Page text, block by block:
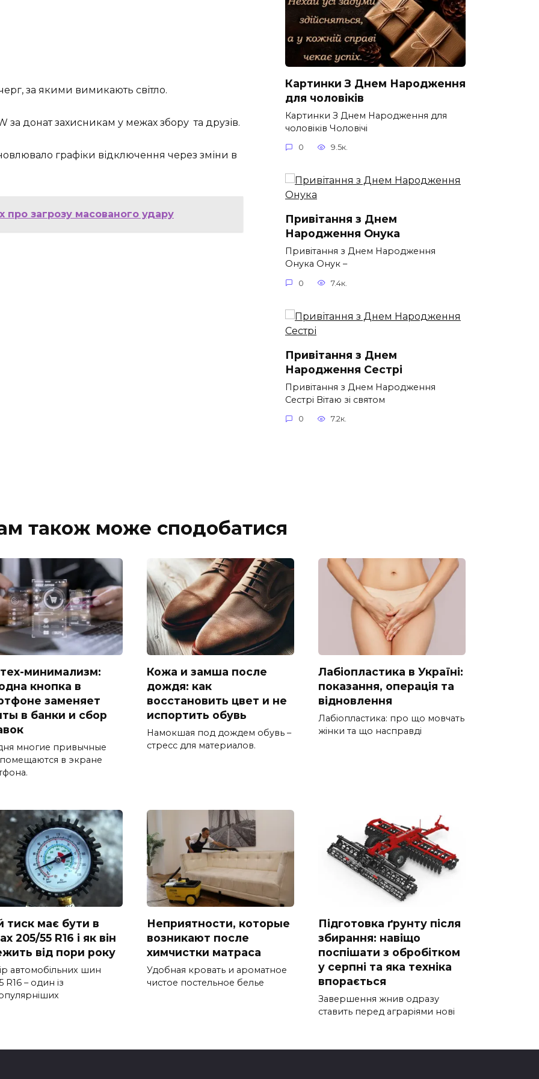
за якими вимикають світло.
за донат захисникам у межах збору та друзів.
графіки відключення через зміни в
загрозу масованого удару
Картинки З Днем Народження
для чоловіків​
Картинки З Днем Народження для
чоловіків​ Чоловічі
0 9.5к.
Привітання з Днем
Народження Онука
Привітання з Днем Народження
Онука Онук –
0 7.4к.
Привітання з Днем
Народження Сестрі
Привітання з Днем Народження
Сестрі Вітаю зі святом
0 7.2к.
також може сподобатися
минимализм:
кнопка в
заменяет
в банки и сбор
многие привычные
в экране
Кожа и замша после
дождя: как
восстановить цвет и не
испортить обувь
Намокшая под дождем обувь –
стресс для материалов.
Лабіопластика в Україні:
показання, операція та
відновлення
Лабіопластика: про що мовчать
жінки та що насправді
тиск має бути в
205/55 R16 і як він
від пори року
автомобільних шин
R16 – один із
Неприятности, которые
возникают после
химчистки матраса
Удобная кровать и ароматное
чистое постельное белье
Підготовка ґрунту після
збирання: навіщо
поспішати з обробітком
у серпні та яка техніка
впорається
Завершення жнив одразу
ставить перед аграріями нові